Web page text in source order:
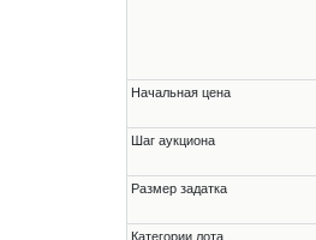
Начальная цена
Шаг аукциона
Размер задатка
Категории лота